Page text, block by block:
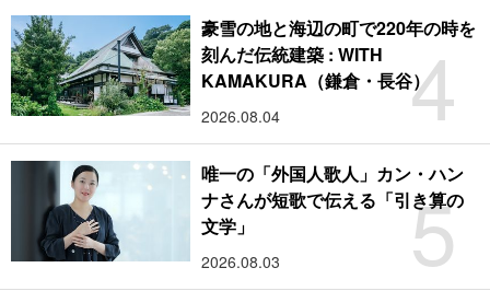
4
豪雪の地と海辺の町で220年の時を
刻んだ伝統建築 : WITH
KAMAKURA（鎌倉・長谷）
2026.08.04
5
唯一の「外国人歌人」カン・ハン
ナさんが短歌で伝える「引き算の
文学」
2026.08.03